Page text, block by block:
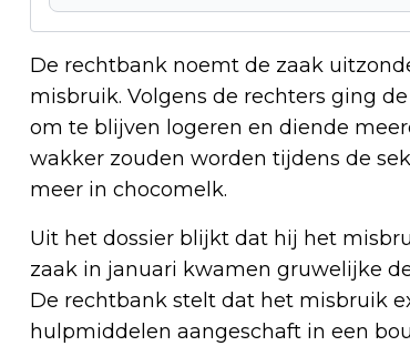
De rechtbank noemt de zaak
misbruik. Volgens de rechters ging
om te blijven logeren en diende
wakker zouden worden tijdens de
meer in chocomelk.
Uit het dossier blijkt dat hij het
zaak in januari kwamen gruwelijke
De rechtbank stelt dat het misbruik
hulpmiddelen aangeschaft in een